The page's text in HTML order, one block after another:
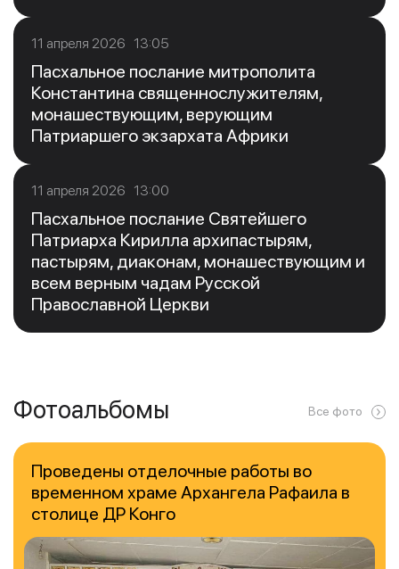
11 апреля 2026 13:05
Пасхальное послание митрополита
Константина священнослужителям,
монашествующим, верующим
Патриаршего экзархата Африки
11 апреля 2026 13:00
Пасхальное послание Святейшего
Патриарха Кирилла архипастырям,
пастырям, диаконам, монашествующим и
всем верным чадам Русской
Православной Церкви
Фотоальбомы Все фото
Проведены отделочные работы во
временном храме Архангела Рафаила в
столице ДР Конго